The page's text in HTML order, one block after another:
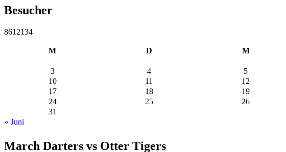
Besucher
8612134
M
D M
« Juni
3
4 5
10
11 12
17
18 19
24
25 26
31
March Darters vs Otter Tigers